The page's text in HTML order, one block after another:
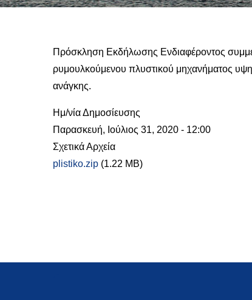
Πρόσκληση Εκδήλωσης Ενδιαφέροντος
ρυμουλκούμενου πλυστικού μηχανήματος
ανάγκης.
Ημ/νία Δημοσίευσης
Παρασκευή, Ιούλιος 31, 2020 - 12:00
Σχετικά Αρχεία
plistiko.zip (1.22 MB)